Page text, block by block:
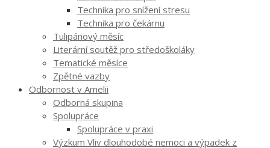
Technika pro snížení stresu
Technika pro čekárnu
Tulipánový měsíc
Literární soutěž pro středoškoláky
Tematické měsíce
Zpětné vazby
Odbornost v Amelii
Odborná skupina
Spolupráce
Spolupráce v praxi
Výzkum Vliv dlouhodobé nemoci a výpadek z